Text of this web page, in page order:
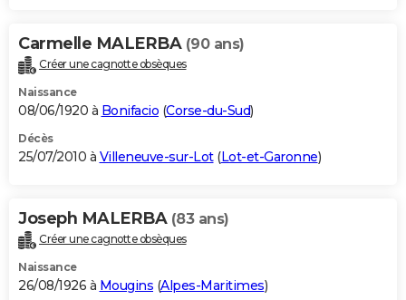
Carmelle MALERBA (90 ans)
Créer une cagnotte obsèques
Naissance
08/06/1920 à Bonifacio (Corse-du-Sud)
Décès
25/07/2010 à Villeneuve-sur-Lot(Lot-et-Garonne)
Joseph MALERBA (83 ans)
Créer une cagnotte obsèques
Naissance
26/08/1926 à Mougins (Alpes-Maritimes)